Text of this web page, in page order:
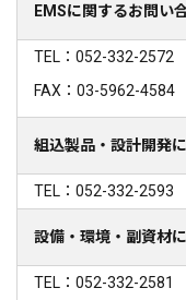
EMSに関するお問い
TEL：052-332-2572
FAX：03-5962-4584
組込製品・設計開発
TEL：052-332-2593
設備・環境・副資材
TEL：052-332-2581